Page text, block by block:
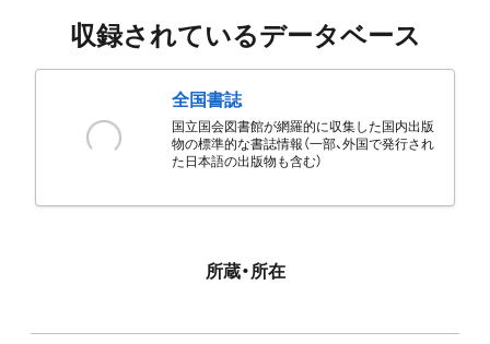
収録されているデータベース
全国書誌
国立国会図書館が網羅的に収集した国内出版
物の標準的な書誌情報（一部、外国で発行され
た日本語の出版物も含む）
所蔵・所在